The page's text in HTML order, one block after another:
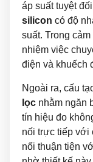
áp suất tuyệt
silicon có độ
suất. Trong
nhiệm việc
điện và khuếch
Ngoài ra, cấu
lọc nhằm ngăn
tín hiệu đo
nối trực tiếp với
nối thuận tiện